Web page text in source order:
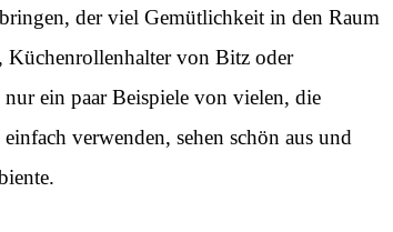
der viel Gemütlichkeit in den Raum
von Bitz oder
ein paar Beispiele von vielen, die
verwenden, sehen schön aus und